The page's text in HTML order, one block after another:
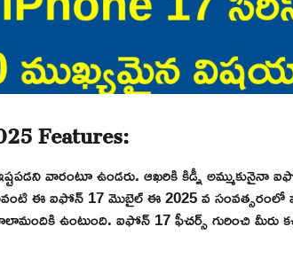
Features:
వారంటూ ఉండరు. ఆఖరికి కిడ్నీ
ఈ ఐఫోన్ 17 మొబైల్ ఈ 2025 వ
ఉంటుంది. ఐఫోన్ 17 ఫీచర్స్ గురించి మీరు